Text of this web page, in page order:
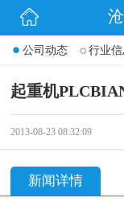
公司动态 行业信
起重机
2013-08-23 08:32:09
新闻详情